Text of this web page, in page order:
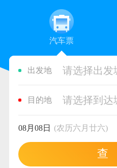
汽车票
出发地 请选择出发
目的地 请选择到达
08月08日 (农历六月廿六)
查